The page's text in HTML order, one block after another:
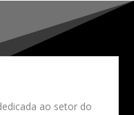
ao setor do